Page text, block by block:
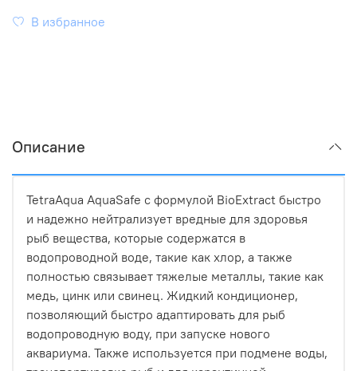
В избранное
Описание
TetraAqua AquaSafe с формулой BioExtract быстро
и надежно нейтрализует вредные для здоровья
рыб вещества, которые содержатся в
водопроводной воде, такие как хлор, а также
полностью связывает тяжелые металлы, такие как
медь, цинк или свинец. Жидкий кондиционер,
позволяющий быстро адаптировать для рыб
водопроводную воду, при запуске нового
аквариума. Также используется при подмене воды,